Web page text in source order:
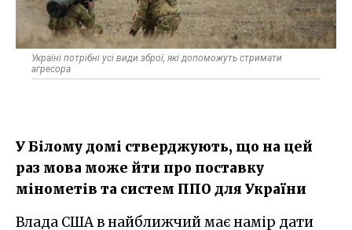
Україні потрібні усі види зброї, які допоможуть стримати
агресора
У Білому домі стверджують, що на цей
раз мова може йти про поставку
мінометів та систем ППО для України
Влада США в найближчий має намір дати